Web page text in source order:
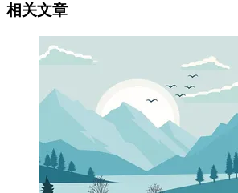
相关文章